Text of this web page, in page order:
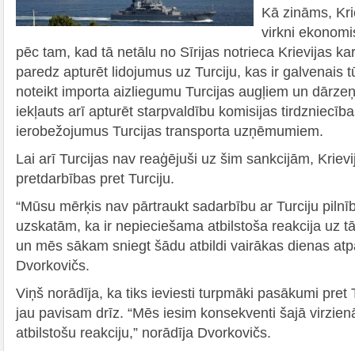
Kā zināms,
virkni
pēc tam, kad tā netālu no Sīrijas notrieca Krievijas
paredz apturēt lidojumus uz Turciju, kas ir galvenais
noteikt importa aizliegumu Turcijas augļiem un
iekļauts arī apturēt starpvaldību komisijas
ierobežojumus Turcijas transporta uzņēmumiem.
Lai arī Turcijas nav reaģējuši uz šim sankcijām,
pretdarbības pret Turciju.
“Mūsu mērķis nav pārtraukt sadarbību ar Turciju
uzskatām, ka ir nepieciešama atbilstoša reakcija uz
un mēs sākam sniegt šādu atbildi vairākas dienas
Dvorkovičs.
Viņš norādīja, ka tiks ieviesti turpmāki pasākumi pret
jau pavisam drīz. “Mēs iesim konsekventi šajā
atbilstošu reakciju,” norādīja Dvorkovičs.